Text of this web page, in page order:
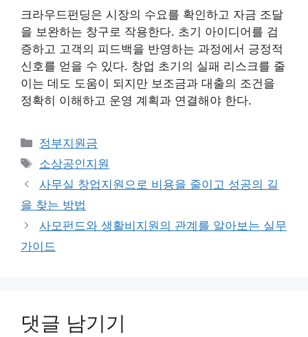
크라우드펀딩은 시장의 수요를 확인하고 자금 조달
을 보완하는 창구로 작용한다. 초기 아이디어를 검
증하고 고객의 피드백을 반영하는 과정에서 긍정적
신호를 얻을 수 있다. 창업 초기의 실패 리스크를 줄
이는 데도 도움이 되지만 보조금과 대출의 조건을
정확히 이해하고 운영 계획과 연결해야 한다.
카
테
리
정부지원금
태
그
소상공인지원
사무실 창업지원으로 비용을 줄이고 성공의 길
을 찾는 방법
사모펀드와 생활비지원의 관계를 알아보는 실무
가이드
댓글 남기기